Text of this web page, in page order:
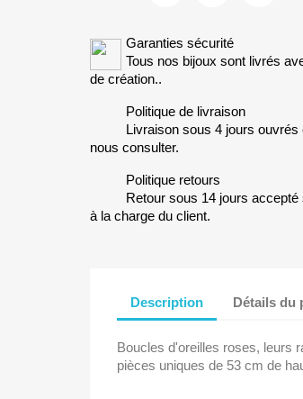
Garanties sécurité
Tous nos bijoux sont livrés
de création..
Politique de livraison
Livraison sous 4 jours
nous consulter.
Politique retours
Retour sous 14 jours
à la charge du client.
Description Détails du
Boucles d'oreilles roses, leurs
pièces uniques de 53 cm de